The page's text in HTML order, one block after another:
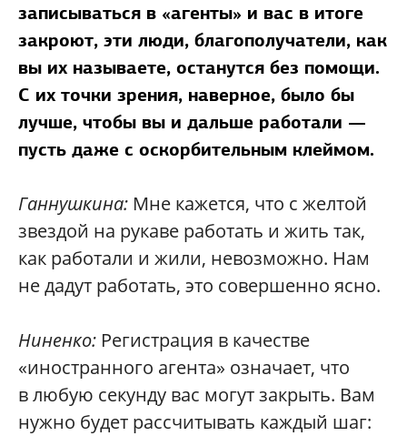
записываться в «агенты» и вас в итоге
закроют, эти люди, благополучатели, как
вы их называете, останутся без помощи.
С их точки зрения, наверное, было бы
лучше, чтобы вы и дальше работали —
пусть даже с оскорбительным клеймом.
Ганнушкина: Мне кажется, что с желтой
звездой на рукаве работать и жить так,
как работали и жили, невозможно. Нам
не дадут работать, это совершенно ясно.
Ниненко: Регистрация в качестве
«иностранного агента» означает, что
в любую секунду вас могут закрыть. Вам
нужно будет рассчитывать каждый шаг: